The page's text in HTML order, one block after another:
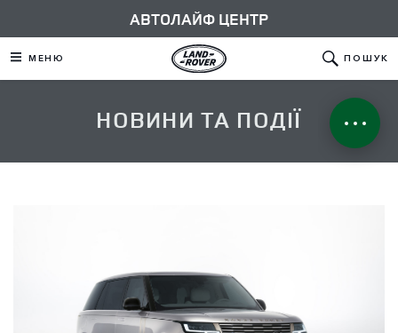
АВТОЛАЙФ ЦЕНТР
МЕНЮ ПОШУК
НОВИНИ ТА ПОДІЇ